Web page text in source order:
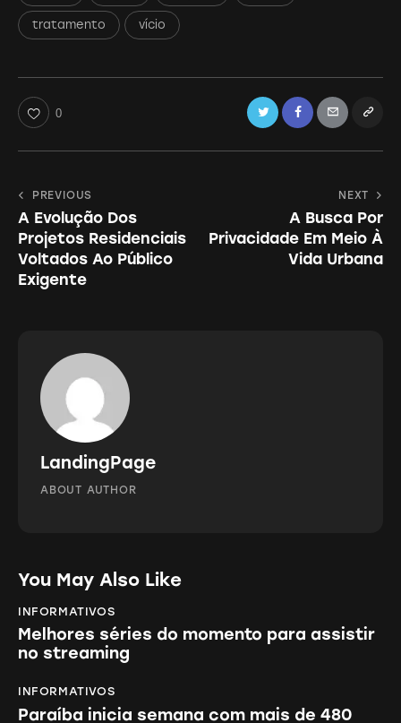
tratamento vício
0 Twitter FacebookEmail Copy
Navegação
de
Post
PREVIOUS
A Evolução Dos
Projetos Residenciais
Voltados Ao Público
Exigente
NEXT
A Busca Por
Privacidade Em Meio À
Vida Urbana
LandingPage
ABOUT AUTHOR
You May Also Like
INFORMATIVOS
Melhores séries do momento para assistir
no streaming
INFORMATIVOS
Paraíba inicia semana com mais de 480